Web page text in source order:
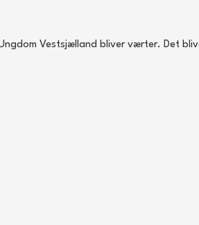
Vestsjælland bliver værter. Det